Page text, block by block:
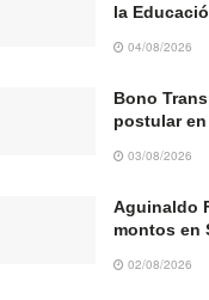
la
04/08/2026
Bono
postular en
03/08/2026
Aguinaldo
montos en
02/08/2026